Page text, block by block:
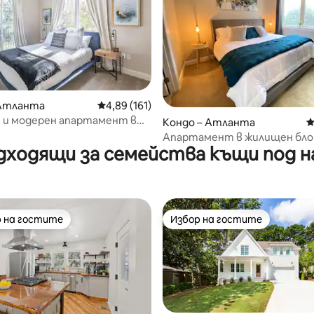
5, 405 отзива Средна оценка: 4,89 от 5, 161 отзива
4,89 (161)
и модерен апартамент в
Кондо – Атланта
Апартамент в жилищен
Атланта – Мидтаун
за семейства къщи под
избор на гостите
на гостите Избор на гостите
Избор на гостите